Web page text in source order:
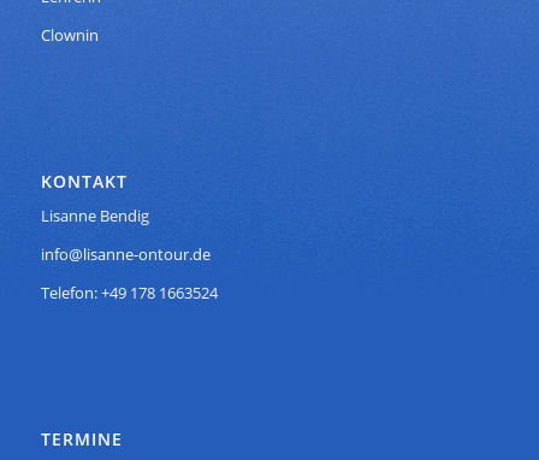
Clownin
KONTAKT
Lisanne Bendig
info@lisanne-ontour.de
Telefon: +49 178 1663524
TERMINE